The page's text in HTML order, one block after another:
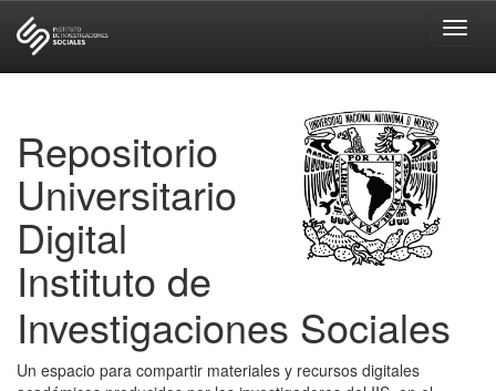
Repositorio
Universitario
Digital
Instituto de
Investigaciones Sociales
Un espacio para compartir materiales y recursos digitales